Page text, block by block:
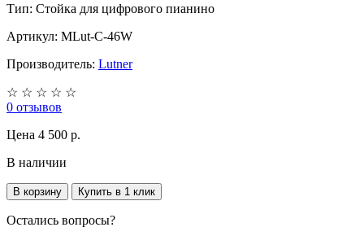
Тип: Стойка для цифрового пианино
Артикул: MLut-C-46W
Производитель: Lutner
☆ ☆ ☆ ☆ ☆
0 отзывов
Цена 4 500 p.
В наличии
В корзину Купить в 1 клик
Остались вопросы?